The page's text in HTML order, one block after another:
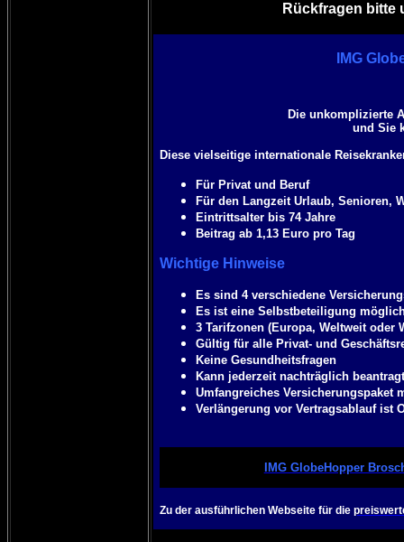
Rückfragen bitte
IMG
Die unkomplizierte
und Sie
Diese vielseitige internationale
Für Privat und Beruf
Für den Langzeit Urlaub, Senioren,
Eintrittsalter bis 74 Jahre
Beitrag ab 1,13 Euro pro Tag
Wichtige Hinweise
Es sind 4 verschiedene
Es ist eine Selbstbeteiligung
3 Tarifzonen (Europa, Weltweit oder
Gültig für alle Privat- und
Keine Gesundheitsfragen
Kann jederzeit nachträglich
Umfangreiches Versicherungspaket
Verlängerung vor Vertragsablauf ist
IMG GlobeHopper
Zu der ausführlichen Webseite für die